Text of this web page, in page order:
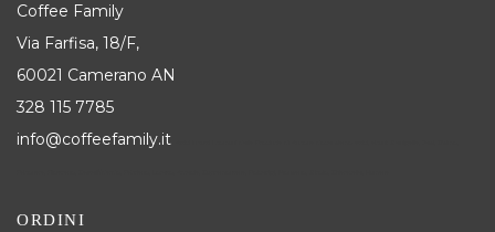
Coffee Family
Via Farfisa, 18/F,
60021 Camerano AN
328 115 7785
info@coffeefamily.it
ORDINI